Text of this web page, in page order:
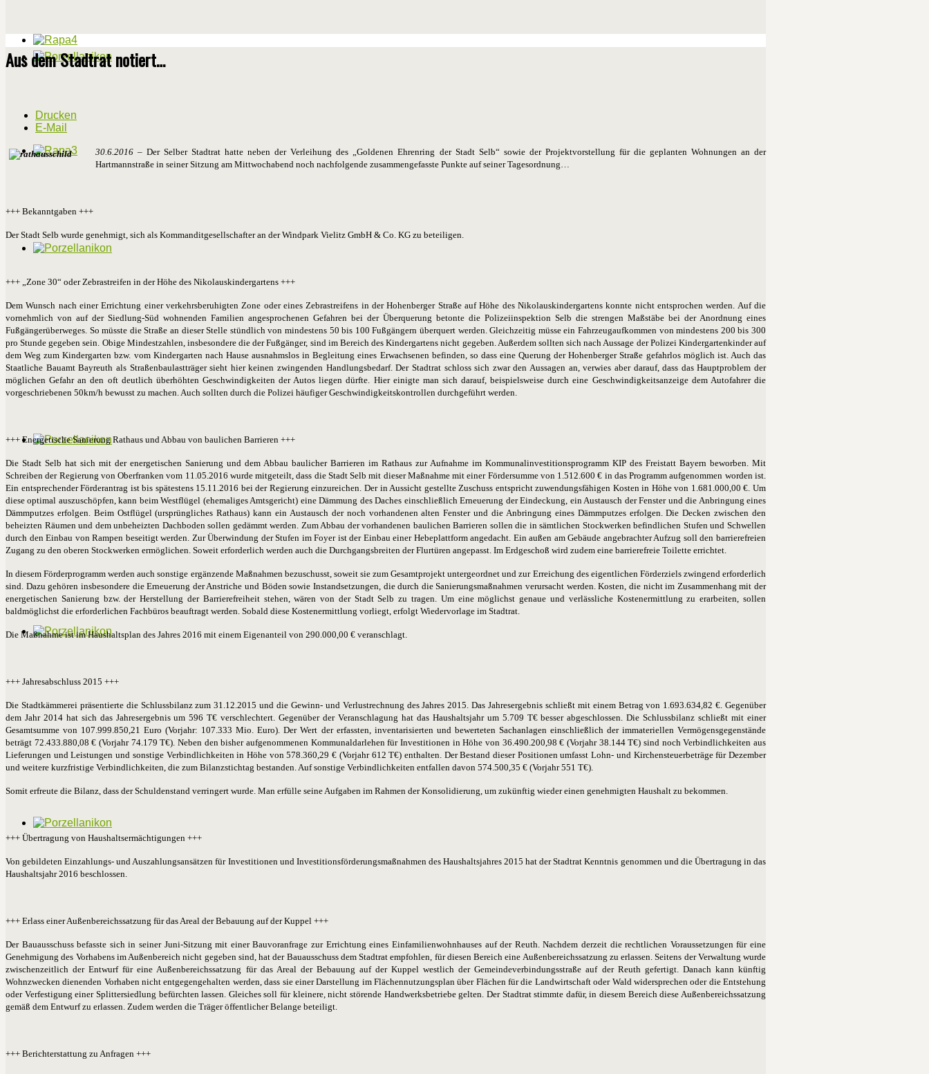
Aus dem Stadtrat notiert…
Drucken
E-Mail
30.6.2016 – Der Selber Stadtrat hatte neben der Verleihung des „Goldenen Ehrenring der Stadt Selb“ sowie der Projektvorstellung für die geplanten Wohnungen an der
Hartmannstraße in seiner Sitzung am Mittwochabend noch nachfolgende zusammengefasste Punkte auf seiner Tagesordnung…
+++ Bekanntgaben +++
Der Stadt Selb wurde genehmigt, sich als Kommanditgesellschafter an der Windpark Vielitz GmbH & Co. KG zu beteiligen.
+++ „Zone 30“ oder Zebrastreifen in der Höhe des Nikolauskindergartens +++
Dem Wunsch nach einer Errichtung einer verkehrsberuhigten Zone oder eines Zebrastreifens in der Hohenberger Straße auf Höhe des Nikolauskindergartens konnte nicht entsprochen werden. Auf die
vornehmlich von auf der Siedlung-Süd wohnenden Familien angesprochenen Gefahren bei der Überquerung betonte die Polizeiinspektion Selb die strengen Maßstäbe bei der Anordnung eines
Fußgängerüberweges. So müsste die Straße an dieser Stelle stündlich von mindestens 50 bis 100 Fußgängern überquert werden. Gleichzeitig müsse ein Fahrzeugaufkommen von mindestens 200 bis 300
pro Stunde gegeben sein. Obige Mindestzahlen, insbesondere die der Fußgänger, sind im Bereich des Kindergartens nicht gegeben. Außerdem sollten sich nach Aussage der Polizei Kindergartenkinder auf
dem Weg zum Kindergarten bzw. vom Kindergarten nach Hause ausnahmslos in Begleitung eines Erwachsenen befinden, so dass eine Querung der Hohenberger Straße gefahrlos möglich ist. Auch das
Staatliche Bauamt Bayreuth als Straßenbaulastträger sieht hier keinen zwingenden Handlungsbedarf. Der Stadtrat schloss sich zwar den Aussagen an, verwies aber darauf, dass das Hauptproblem der
möglichen Gefahr an den oft deutlich überhöhten Geschwindigkeiten der Autos liegen dürfte. Hier einigte man sich darauf, beispielsweise durch eine Geschwindigkeitsanzeige dem Autofahrer die
vorgeschriebenen 50km/h bewusst zu machen. Auch sollten durch die Polizei häufiger Geschwindigkeitskontrollen durchgeführt werden.
+++ Energetische Sanierung Rathaus und Abbau von baulichen Barrieren +++
Die Stadt Selb hat sich mit der energetischen Sanierung und dem Abbau baulicher Barrieren im Rathaus zur Aufnahme im Kommunalinvestitionsprogramm KIP des Freistatt Bayern beworben. Mit
Schreiben der Regierung von Oberfranken vom 11.05.2016 wurde mitgeteilt, dass die Stadt Selb mit dieser Maßnahme mit einer Fördersumme von 1.512.600 € in das Programm aufgenommen worden ist.
Ein entsprechender Förderantrag ist bis spätestens 15.11.2016 bei der Regierung einzureichen. Der in Aussicht gestellte Zuschuss entspricht zuwendungsfähigen Kosten in Höhe von 1.681.000,00 €. Um
diese optimal auszuschöpfen, kann beim Westflügel (ehemaliges Amtsgericht) eine Dämmung des Daches einschließlich Erneuerung der Eindeckung, ein Austausch der Fenster und die Anbringung eines
Dämmputzes erfolgen. Beim Ostflügel (ursprüngliches Rathaus) kann ein Austausch der noch vorhandenen alten Fenster und die Anbringung eines Dämmputzes erfolgen. Die Decken zwischen den
beheizten Räumen und dem unbeheizten Dachboden sollen gedämmt werden. Zum Abbau der vorhandenen baulichen Barrieren sollen die in sämtlichen Stockwerken befindlichen Stufen und Schwellen
durch den Einbau von Rampen beseitigt werden. Zur Überwindung der Stufen im Foyer ist der Einbau einer Hebeplattform angedacht. Ein außen am Gebäude angebrachter Aufzug soll den barrierefreien
Zugang zu den oberen Stockwerken ermöglichen. Soweit erforderlich werden auch die Durchgangsbreiten der Flurtüren angepasst. Im Erdgeschoß wird zudem eine barrierefreie Toilette errichtet.
In diesem Förderprogramm werden auch sonstige ergänzende Maßnahmen bezuschusst, soweit sie zum Gesamtprojekt untergeordnet und zur Erreichung des eigentlichen Förderziels zwingend erforderlich
sind. Dazu gehören insbesondere die Erneuerung der Anstriche und Böden sowie Instandsetzungen, die durch die Sanierungsmaßnahmen verursacht werden. Kosten, die nicht im Zusammenhang mit der
energetischen Sanierung bzw. der Herstellung der Barrierefreiheit stehen, wären von der Stadt Selb zu tragen. Um eine möglichst genaue und verlässliche Kostenermittlung zu erarbeiten, sollen
baldmöglichst die erforderlichen Fachbüros beauftragt werden. Sobald diese Kostenermittlung vorliegt, erfolgt Wiedervorlage im Stadtrat.
Die Maßnahme ist im Haushaltsplan des Jahres 2016 mit einem Eigenanteil von 290.000,00 € veranschlagt.
+++ Jahresabschluss 2015 +++
Die Stadtkämmerei präsentierte die Schlussbilanz zum 31.12.2015 und die Gewinn- und Verlustrechnung des Jahres 2015. Das Jahresergebnis schließt mit einem Betrag von 1.693.634,82 €. Gegenüber
dem Jahr 2014 hat sich das Jahresergebnis um 596 T€ verschlechtert. Gegenüber der Veranschlagung hat das Haushaltsjahr um 5.709 T€ besser abgeschlossen. Die Schlussbilanz schließt mit einer
Gesamtsumme von 107.999.850,21 Euro (Vorjahr: 107.333 Mio. Euro). Der Wert der erfassten, inventarisierten und bewerteten Sachanlagen einschließ­lich der immateriellen Vermögensgegenstände
beträgt 72.433.880,08 € (Vorjahr 74.179 T€). Neben den bisher aufgenommenen Kommunaldarlehen für Investitionen in Höhe von 36.490.200,98 € (Vorjahr 38.144 T€) sind noch Verbindlichkeiten aus
Lie­ferungen und Leistungen und sonstige Verbindlichkeiten in Höhe von 578.360,29 € (Vorjahr 612 T€) enthalten. Der Bestand dieser Positionen umfasst Lohn- und Kirchensteuerbeträge für Dezember
und weitere kurzfristige Verbindlichkeiten, die zum Bilanzstichtag bestanden. Auf sonstige Verbindlichkeiten entfallen davon 574.500,35 € (Vorjahr 551 T€).
Somit erfreute die Bilanz, dass der Schuldenstand verringert wurde. Man erfülle seine Aufgaben im Rahmen der Konsolidierung, um zukünftig wieder einen genehmigten Haushalt zu bekommen.
+++ Übertragung von Haushaltsermächtigungen +++
Von gebildeten Einzahlungs- und Auszahlungsansätzen für Investitionen und Investitionsförderungsmaßnahmen des Haushaltsjahres 2015 hat der Stadtrat Kenntnis genommen und die Übertragung in das
Haushaltsjahr 2016 beschlossen.
+++ Erlass einer Außenbereichssatzung für das Areal der Bebauung auf der Kuppel +++
Der Bauausschuss befasste sich in seiner Juni-Sitzung mit einer Bauvoranfrage zur Errichtung eines Einfamilienwohnhauses auf der Reuth. Nachdem derzeit die rechtlichen Voraussetzungen für eine
Genehmigung des Vorhabens im Außenbereich nicht gegeben sind, hat der Bauausschuss dem Stadtrat empfohlen, für diesen Bereich eine Außenbereichssatzung zu erlassen. Seitens der Verwaltung wurde
zwischenzeitlich der Entwurf für eine Außenbereichssatzung für das Areal der Bebauung auf der Kuppel westlich der Gemeindeverbindungsstraße auf der Reuth gefertigt. Danach kann künftig
Wohnzwecken dienenden Vorhaben nicht entgegengehalten werden, dass sie einer Darstellung im Flächennutzungsplan über Flächen für die Landwirtschaft oder Wald widersprechen oder die Entstehung
oder Verfestigung einer Splittersiedlung befürchten lassen. Gleiches soll für kleinere, nicht störende Handwerksbetriebe gelten. Der Stadtrat stimmte dafür, in diesem Bereich diese Außenbereichssatzung
gemäß dem Entwurf zu erlassen. Zudem werden die Träger öffentlicher Belange beteiligt.
+++ Berichterstattung zu Anfragen +++